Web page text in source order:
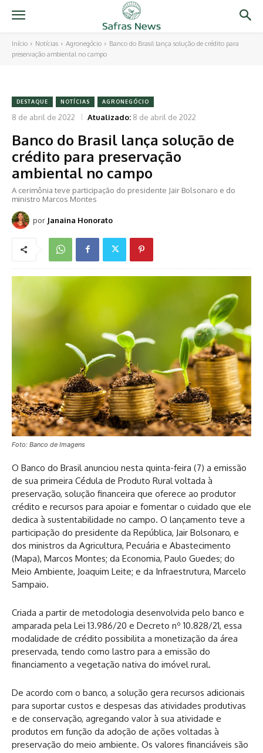
Início Notícias Agronegócio
Banco do Brasil lança solução de crédito para
preservação ambiental no campo
DESTAQUE NOTÍCIAS AGRONEGÓCIO
8 de abril de 2022 Atualizado: 8 de abril de 2022
Banco do Brasil lança solução de
crédito para preservação
ambiental no campo
A cerimônia teve participação do presidente Jair Bolsonaro e do
ministro Marcos Montes
por Janaina Honorato
Foto: Banco de Imagens
O Banco do Brasil anunciou nesta quinta-feira (7) a emissão
de sua primeira Cédula de Produto Rural voltada à
preservação, solução financeira que oferece ao produtor
crédito e recursos para apoiar e fomentar o cuidado que ele
dedica à sustentabilidade no campo. O lançamento teve a
participação do presidente da República, Jair Bolsonaro, e
dos ministros da Agricultura, Pecuária e Abastecimento
(Mapa), Marcos Montes; da Economia, Paulo Guedes; do
Meio Ambiente, Joaquim Leite; e da Infraestrutura, Marcelo
Sampaio.
Criada a partir de metodologia desenvolvida pelo banco e
amparada pela Lei 13.986/20 e Decreto nº 10.828/21, essa
modalidade de crédito possibilita a monetização da área
preservada, tendo como lastro para a emissão do
financiamento a vegetação nativa do imóvel rural.
De acordo com o banco, a solução gera recursos adicionais
para suportar custos e despesas das atividades produtivas
e de conservação, agregando valor à sua atividade e
produtos em função da adoção de ações voltadas à
preservação do meio ambiente. Os valores financiáveis são